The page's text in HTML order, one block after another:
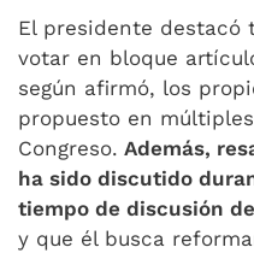
El presidente destacó
votar en bloque
según afirmó, los
propuesto en
Congreso. Además,
ha sido discutido
tiempo de discusión
y que él busca